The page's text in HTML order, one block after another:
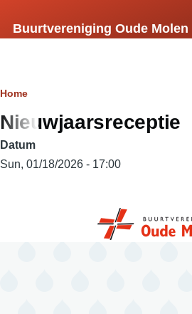
Buurtvereniging Oude Molen
Breadcrumb
Home
Nieuwjaarsreceptie
Datum
Sun, 01/18/2026 - 17:00